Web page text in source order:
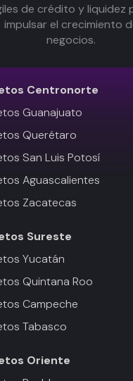
de crédito y liquidez
impulsar el crecimiento
negocios.
Centronorte
Guanajuato
Querétaro
San Luis Potosí
Aguascalientes
Zacatecas
Sureste
Yucatán
Quintana Roo
Campeche
Tabasco
Oriente